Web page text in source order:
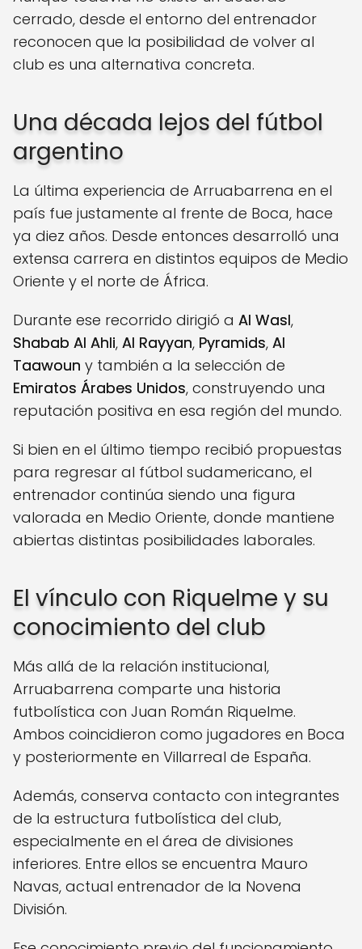
cerrado, desde el entorno del entrenador
reconocen que la posibilidad de volver al
club es una alternativa concreta.
Una década lejos del fútbol
argentino
La última experiencia de Arruabarrena en el
país fue justamente al frente de Boca, hace
ya diez años. Desde entonces desarrolló una
extensa carrera en distintos equipos de Medio
Oriente y el norte de África.
Durante ese recorrido dirigió a Al Wasl,
Shabab Al Ahli, Al Rayyan, Pyramids, Al
Taawoun y también a la selección de
Emiratos Árabes Unidos, construyendo una
reputación positiva en esa región del mundo.
Si bien en el último tiempo recibió propuestas
para regresar al fútbol sudamericano, el
entrenador continúa siendo una figura
valorada en Medio Oriente, donde mantiene
abiertas distintas posibilidades laborales.
El vínculo con Riquelme y su
conocimiento del club
Más allá de la relación institucional,
Arruabarrena comparte una historia
futbolística con Juan Román Riquelme.
Ambos coincidieron como jugadores en Boca
y posteriormente en Villarreal de España.
Además, conserva contacto con integrantes
de la estructura futbolística del club,
especialmente en el área de divisiones
inferiores. Entre ellos se encuentra Mauro
Navas, actual entrenador de la Novena
División.